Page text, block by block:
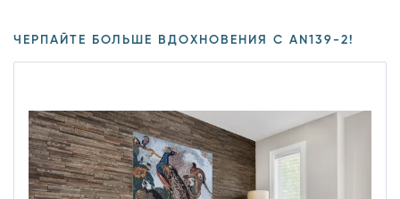
ЧЕРПАЙТЕ БОЛЬШЕ ВДОХНОВЕНИЯ С AN139-2!